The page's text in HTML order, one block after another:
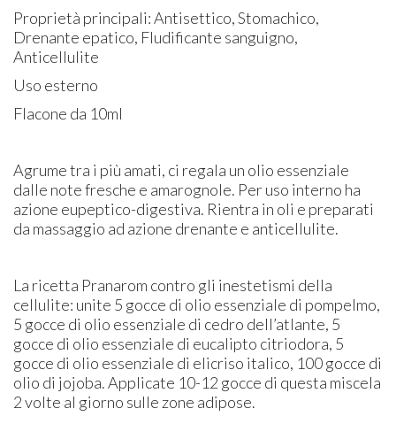
Proprietà principali: Antisettico, Stomachico,
Drenante epatico, Fludificante sanguigno,
Anticellulite
Uso esterno
Flacone da 10ml
Agrume tra i più amati, ci regala un olio essenziale
dalle note fresche e amarognole. Per uso interno ha
azione eupeptico-digestiva. Rientra in oli e preparati
da massaggio ad azione drenante e anticellulite.
La ricetta Pranarom contro gli inestetismi della
cellulite: unite 5 gocce di olio essenziale di pompelmo,
5 gocce di olio essenziale di cedro dell’atlante, 5
gocce di olio essenziale di eucalipto citriodora, 5
gocce di olio essenziale di elicriso italico, 100 gocce di
olio di jojoba. Applicate 10-12 gocce di questa miscela
2 volte al giorno sulle zone adipose.